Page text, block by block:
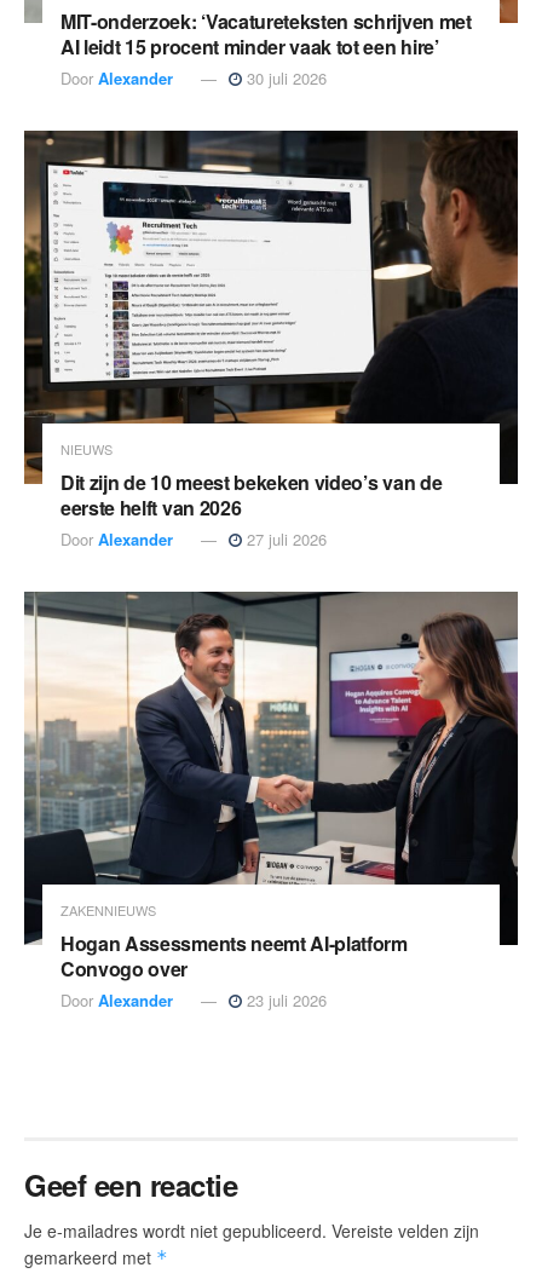
MIT-onderzoek: ‘Vacatureteksten schrijven met
AI leidt 15 procent minder vaak tot een hire’
Door Alexander 30 juli 2026
NIEUWS
Dit zijn de 10 meest bekeken video’s van de
eerste helft van 2026
Door Alexander 27 juli 2026
ZAKENNIEUWS
Hogan Assessments neemt AI-platform
Convogo over
Door Alexander 23 juli 2026
Geef een reactie
Je e-mailadres wordt niet gepubliceerd. Vereiste velden zijn
gemarkeerd met *